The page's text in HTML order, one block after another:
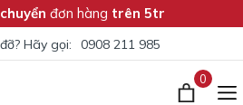
đơn hàng trên 5tr
Hãy gọi: 0908 211 985
0